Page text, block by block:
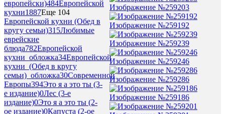
европейски)484Европейской
кухни1887Еще 104
Европейской кухни (Обед в
кругу семьи)315Любимые
еврейские
блюда782Европейской
кухни_обложка34Европейской
кухни_(Обед в кругу
семьи)_обложка30Современной
Европы394Это я а это ты (3-
е издание)0Лес (3-е
издание)0Это я а это ты (2-
ое издание)0Капуста (2-ое
Изображение №259203
Изображение №259192
Изображение №259239
Изображение №259246
Изображение №259286
Изображение №259186